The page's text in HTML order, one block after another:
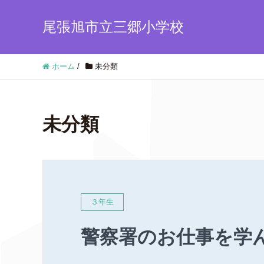
尾張旭市立三郷小学校
ホーム / 未分類
未分類
３年生
警察署のお仕事を